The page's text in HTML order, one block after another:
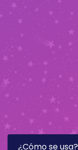
¿Cómo se usa?